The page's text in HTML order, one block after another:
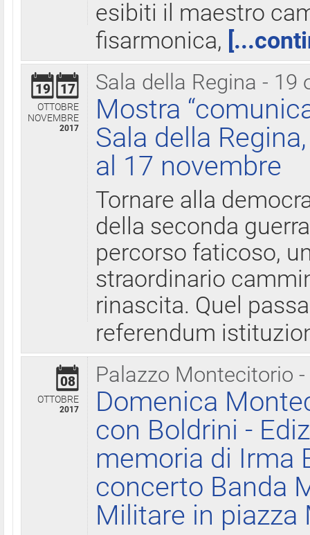
esibiti il maestro
fisarmonica,
Sala della Regina - 19
19 17
OTTOBRE
NOVEMBRE
2017
Mostra
Sala della
al 17 novembre
Tornare alla
della seconda
percorso faticoso,
straordinario
rinascita. Quel
referendum
Palazzo Montecitorio
08
OTTOBRE
2017
Domenica
con Boldrini -
memoria di Irma
concerto Banda
Militare in